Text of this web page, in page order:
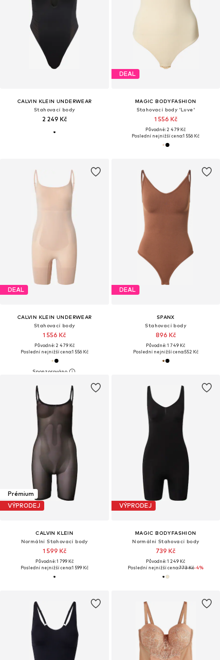
CALVIN KLEIN UNDERWEAR
Stahovací body
2 249 Kč
DEAL
MAGIC BODYFASHION
Stahovací body 'Luve'
1 556 Kč
Původně: 2 479 Kč
Poslední nejnižší cena:1 556 Kč
DEAL
CALVIN KLEIN UNDERWEAR
Stahovací body
1 556 Kč
Původně: 2 479 Kč
Poslední nejnižší cena:1 556 Kč
DEAL
SPANX
Stahovací body
896 Kč
Původně: 1 749 Kč
Poslední nejnižší cena:552 Kč
Prémium
VÝPRODEJ
CALVIN KLEIN
Normální Stahovací body
1 599 Kč
Původně: 1 799 Kč
Poslední nejnižší cena:1 599 Kč
VÝPRODEJ
MAGIC BODYFASHION
Normální Stahovací body
739 Kč
Původně: 1 249 Kč
Poslední nejnižší cena:773 Kč-4%